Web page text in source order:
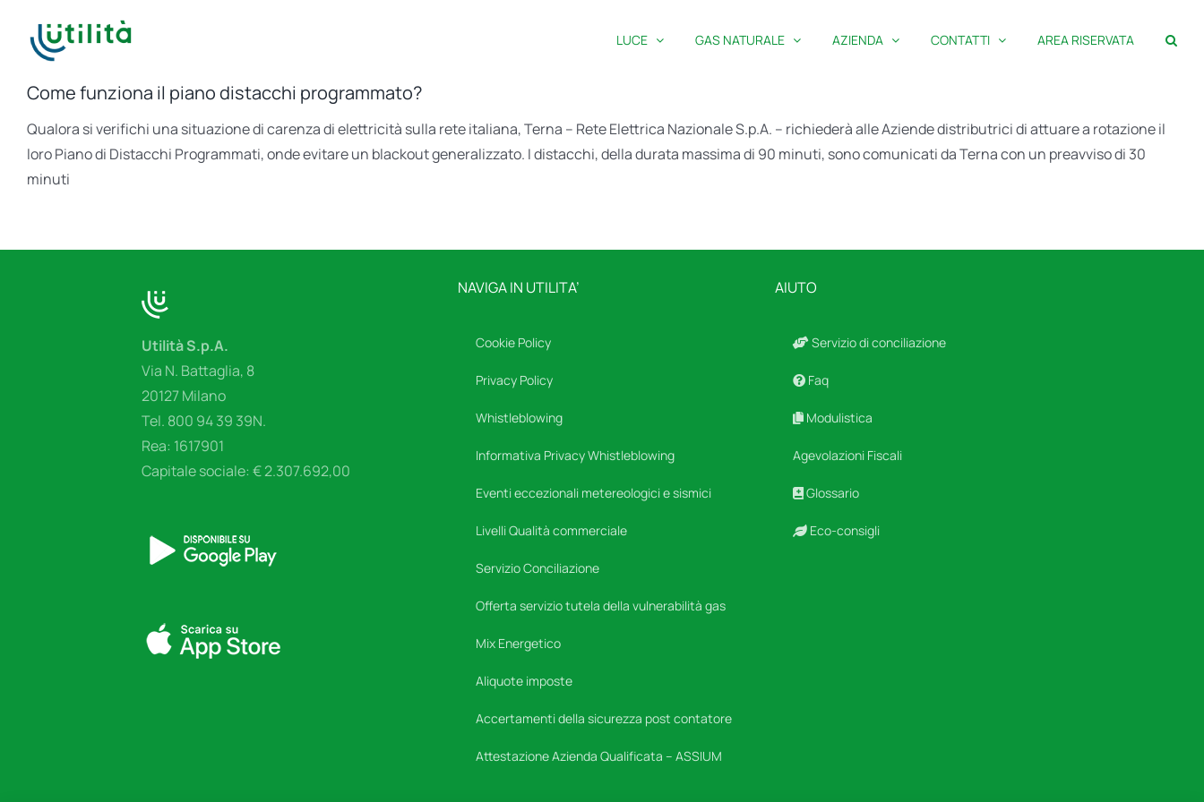
contenuto
LUCE GAS NATURALE AZIENDA CONTATTI AREA RISERVATA
Come funziona il piano distacchi programmato?
Qualora si verifichi una situazione di carenza di elettricità sulla rete italiana, Terna – Rete Elettrica Nazionale S.p.A. – richiederà alle Aziende distributrici di attuare a rotazione il
loro Piano di Distacchi Programmati, onde evitare un blackout generalizzato. I distacchi, della durata massima di 90 minuti, sono comunicati da Terna con un preavviso di 30
minuti
Utilità S.p.A.
Via N. Battaglia, 8
20127 Milano
Tel. 800 94 39 39N.
Rea: 1617901
Capitale sociale: € 2.307.692,00
NAVIGA IN UTILITA’
Cookie Policy
Privacy Policy
Whistleblowing
Informativa Privacy Whistleblowing
Eventi eccezionali metereologici e sismici
Livelli Qualità commerciale
Servizio Conciliazione
Offerta servizio tutela della vulnerabilità gas
Mix Energetico
Aliquote imposte
Accertamenti della sicurezza post contatore
Attestazione Azienda Qualificata – ASSIUM
AIUTO
Servizio di conciliazione
Faq
Modulistica
Agevolazioni Fiscali
Glossario
Eco-consigli